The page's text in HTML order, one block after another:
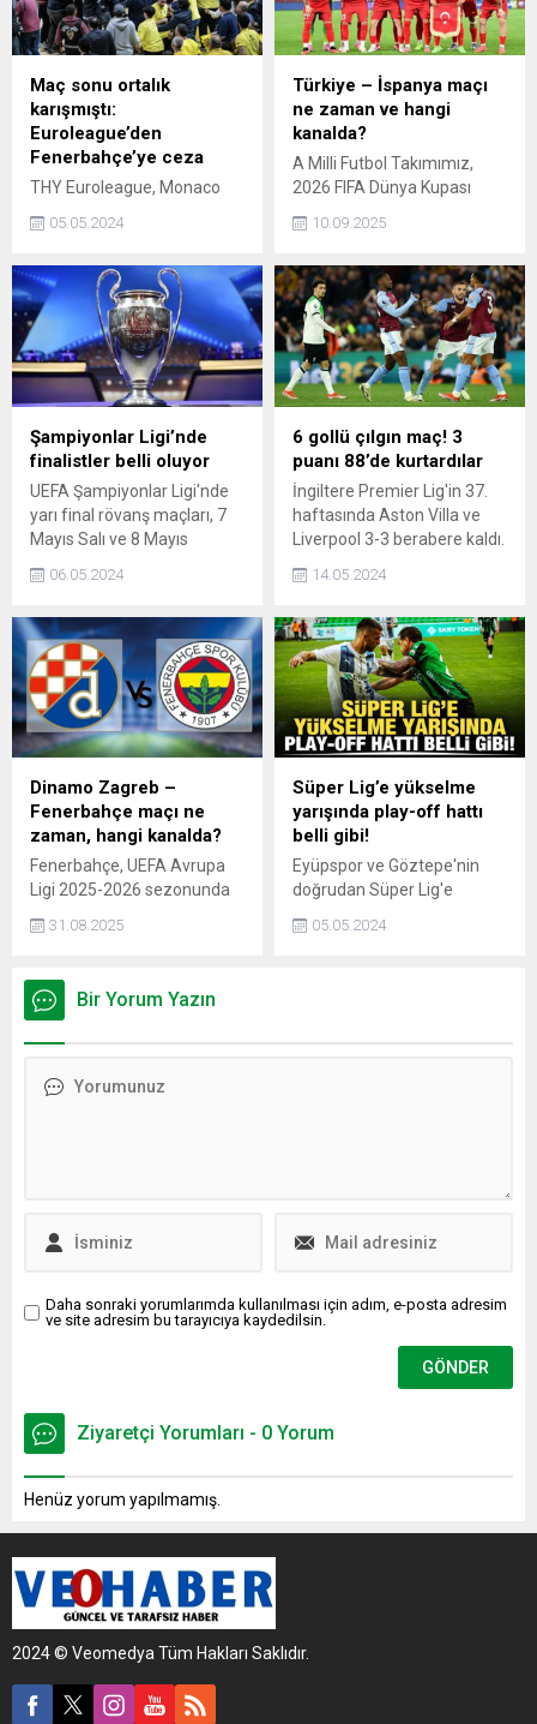
Maç sonu ortalık
karışmıştı:
Euroleague’den
Fenerbahçe’ye ceza
THY Euroleague, Monaco
maçından sonra yaşanan
saha olayları nedeniyle
verdi.
05.05.2024
Türkiye – İspanya maçı
ne zaman ve hangi
kanalda?
A Milli Futbol Takımımız,
2026 FIFA Dünya Kupası
Avrupa Elemeleri E
Grubu’nda ikinci maçında
ağırlayacak. E Grubu’ndaki
ilk sınavında Gürcistan’ı
deplasmanda 3-2 mağlup
ederek moral bulan Ay-
Yıldızlılar, Konya’da
oynanacak kritik maçta
galibiyet peşinde. Peki,
Türkiye-İspanya maçı ne
zaman, saat kaçta ve hangi
kanalda yayınlanacak? İşte
tüm detaylar…
10.09.2025
Şampiyonlar Ligi’nde
finalistler belli oluyor
UEFA Şampiyonlar Ligi'nde
yarı final rövanş maçları, 7
Mayıs Salı ve 8 Mayıs
06.05.2024
6 gollü çılgın maç! 3
puanı 88’de kurtardılar
İngiltere Premier Lig'in 37.
haftasında Aston Villa ve
Liverpool 3-3 berabere kaldı.
14.05.2024
Dinamo Zagreb –
Fenerbahçe maçı ne
zaman, hangi kanalda?
Fenerbahçe, UEFA Avrupa
Ligi 2025-2026 sezonunda
lig aşamasındaki rakiplerini
ve maç takvimini öğrendi. 29
Monaco’daki Grimaldo
Forum’da gerçekleştirilen
ekipler netleşti.
31.08.2025
Süper Lig’e yükselme
yarışında play-off hattı
belli gibi!
Eyüpspor ve Göztepe'nin
doğrudan Süper Lig'e
çıkmayı garantilediği 1.
Lig'de play-off hattında yer
05.05.2024
Bir Yorum Yazın
Daha sonraki yorumlarımda kullanılması için adım, e-posta adresim
ve site adresim bu tarayıcıya kaydedilsin.
Ziyaretçi Yorumları - 0 Yorum
Henüz yorum yapılmamış.
2024 © Veomedya Tüm Hakları Saklıdır.